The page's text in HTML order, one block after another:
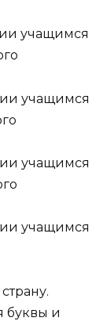
учащимся
учащимся
учащимся
учащимся
буквы и